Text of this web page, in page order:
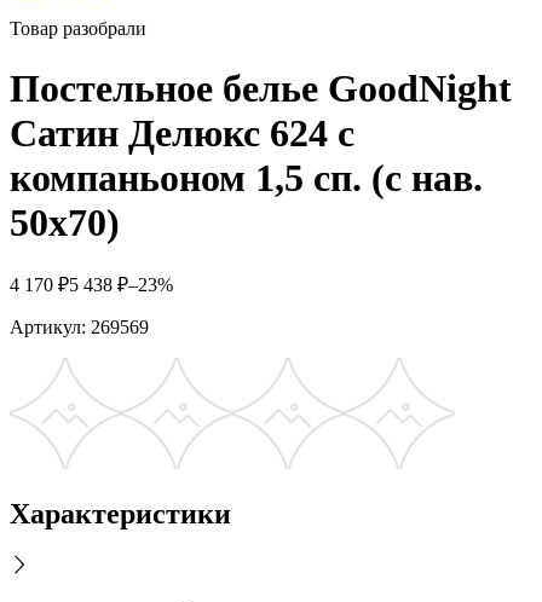
Товар разобрали
Постельное белье GoodNight
Сатин Делюкс 624 с
компаньоном 1,5 сп. (с нав.
50х70)
4 170 ₽5 438 ₽–23%
Артикул: 269569
Характеристики